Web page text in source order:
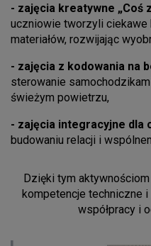
- zajęcia kreatywne „Coś
uczniowie tworzyli ciekawe
materiałów, rozwijając
- zajęcia z kodowania na
sterowanie
świeżym powietrzu,
- zajęcia integracyjne dla
budowaniu relacji i
Dzięki tym
kompetencje techniczne
współpracy i